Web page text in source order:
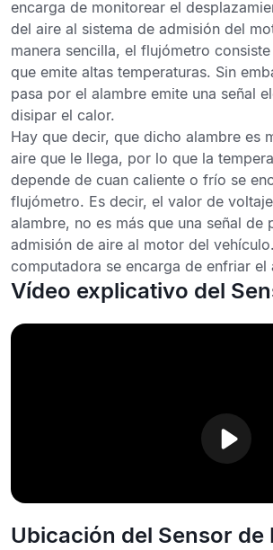
encarga de monitorear el
del aire al sistema de admisión del
manera sencilla, el flujómetro
que emite altas temperaturas. Sin
pasa por el alambre emite una señal
disipar el calor.
Hay que decir, que dicho alambre es
aire que le llega, por lo que la
depende de cuan caliente o frío se
flujómetro. Es decir, el valor de
alambre, no es más que una señal de
admisión de aire al motor del
computadora se encarga de enfriar el
Vídeo explicativo del
Ubicación del Sensor de